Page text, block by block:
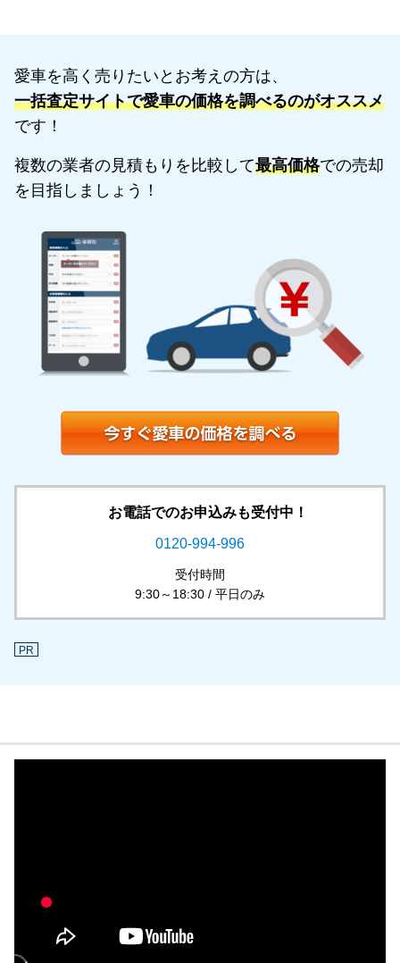
愛車を高く売りたいとお考えの方は、
一括査定サイトで愛車の価格を調べるのがオススメ
です！
複数の業者の見積もりを比較して最高価格での売却
を目指しましょう！
お電話でのお申込みも受付中！
0120-994-996
受付時間
9:30～18:30 / 平日のみ
PR